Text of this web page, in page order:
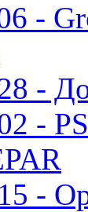
-
-
-
-